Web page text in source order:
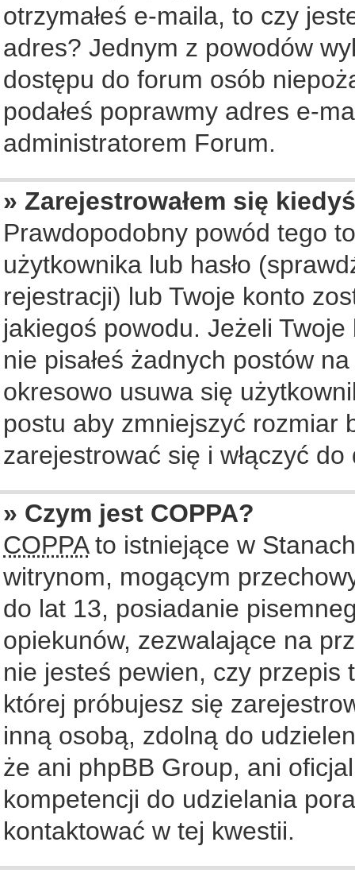
otrzymałeś e-maila, to czy
adres? Jednym z powodów
dostępu do forum osób
podałeś poprawmy adres e-
administratorem Forum.
» Zarejestrowałem się
Prawdopodobny powód tego
użytkownika lub hasło
rejestracji) lub Twoje konto
jakiegoś powodu. Jeżeli
nie pisałeś żadnych postów
okresowo usuwa się
postu aby zmniejszyć rozmiar
zarejestrować się i włączyć
» Czym jest COPPA?
COPPAto istniejące w
witrynom, mogącym
do lat 13, posiadanie
opiekunów, zezwalające na
nie jesteś pewien, czy przepis
której próbujesz się
inną osobą, zdolną do
że ani phpBB Group, ani
kompetencji do udzielania
kontaktować w tej kwestii.